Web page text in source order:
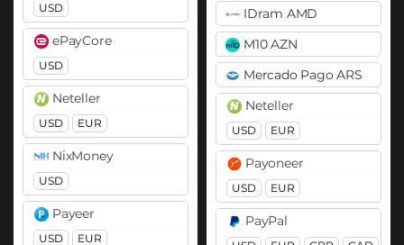
USD Coin (USDC)
ERC20 BEP20
Polygon
USD
ePayCore
USD
Neteller
USD EUR
NixMoney
USD
Payeer
USD EUR
Bitcoin Cash (BCH)
Bitcoin SV (BSV)
BitTorrent (BTT)
Cardano (ADA)
Chainlink (LINK)
BEP20
Compound (COMP)
Cosmos (ATOM)
IDram AMD
M10 AZN
Mercado Pago ARS
Neteller
USD EUR
Payoneer
USD EUR
PayPal